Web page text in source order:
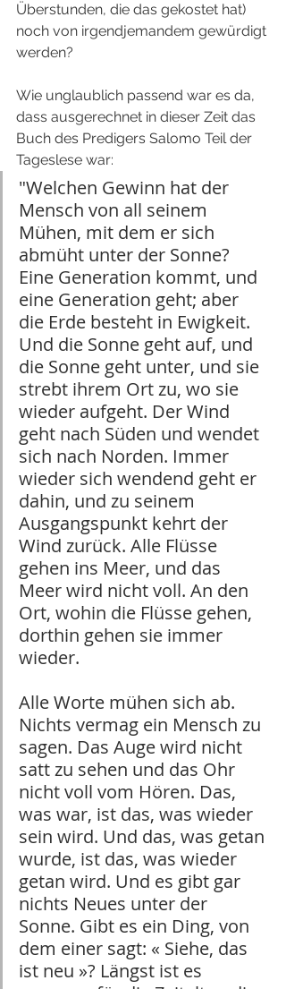
Überstunden, die das gekostet hat)
noch von irgendjemandem gewürdigt
werden?
Wie unglaublich passend war es da,
dass ausgerechnet in dieser Zeit das
Buch des Predigers Salomo Teil der
Tageslese war:
"Welchen Gewinn hat der
Mensch von all seinem
Mühen, mit dem er sich
abmüht unter der Sonne?
Eine Generation kommt, und
eine Generation geht; aber
die Erde besteht in Ewigkeit.
Und die Sonne geht auf, und
die Sonne geht unter, und sie
strebt ihrem Ort zu, wo sie
wieder aufgeht. Der Wind
geht nach Süden und wendet
sich nach Norden. Immer
wieder sich wendend geht er
dahin, und zu seinem
Ausgangspunkt kehrt der
Wind zurück. Alle Flüsse
gehen ins Meer, und das
Meer wird nicht voll. An den
Ort, wohin die Flüsse gehen,
dorthin gehen sie immer
wieder.
Alle Worte mühen sich ab.
Nichts vermag ein Mensch zu
sagen. Das Auge wird nicht
satt zu sehen und das Ohr
nicht voll vom Hören. Das,
was war, ist das, was wieder
sein wird. Und das, was getan
wurde, ist das, was wieder
getan wird. Und es gibt gar
nichts Neues unter der
Sonne. Gibt es ein Ding, von
dem einer sagt: « Siehe, das
ist neu »? Längst ist es